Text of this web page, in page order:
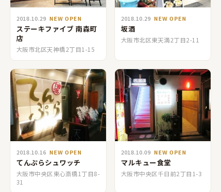
2018.10.29 NEW OPEN
ステーキファイブ 南森町
店
大阪市北区天神橋2丁目1-15
2018.10.29 NEW OPEN
坂酒
大阪市北区東天満2丁目2-11
2018.10.16 NEW OPEN
てんぷらシュワッチ
大阪市中央区東心斎橋1丁目8-
31
2018.10.09 NEW OPEN
マルキュー食堂
大阪市中央区千日前2丁目1-3